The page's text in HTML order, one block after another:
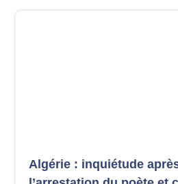
Algérie : inquiétude